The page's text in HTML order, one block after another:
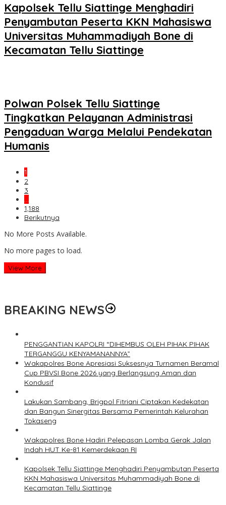
Kapolsek Tellu Siattinge Menghadiri
Penyambutan Peserta KKN Mahasiswa
Universitas Muhammadiyah Bone di
Kecamatan Tellu Siattinge
Polwan Polsek Tellu Siattinge
Tingkatkan Pelayanan Administrasi
Pengaduan Warga Melalui Pendekatan
Humanis
1
2
3
…
1,188
Berikutnya
No More Posts Available.
No more pages to load.
View More
BREAKING NEWS
PENGGANTIAN KAPOLRI “DIHEMBUS OLEH PIHAK PIHAK
TERGANGGU KENYAMANANNYA”
Wakapolres Bone Apresiasi Suksesnya Turnamen Beramal
Cup PBVSI Bone 2026 yang Berlangsung Aman dan
Kondusif
Lakukan Sambang, Brigpol Fitriani Ciptakan Kedekatan
dan Bangun Sinergitas Bersama Pemerintah Kelurahan
Tokaseng
Wakapolres Bone Hadiri Pelepasan Lomba Gerak Jalan
Indah HUT Ke-81 Kemerdekaan RI
Kapolsek Tellu Siattinge Menghadiri Penyambutan Peserta
KKN Mahasiswa Universitas Muhammadiyah Bone di
Kecamatan Tellu Siattinge